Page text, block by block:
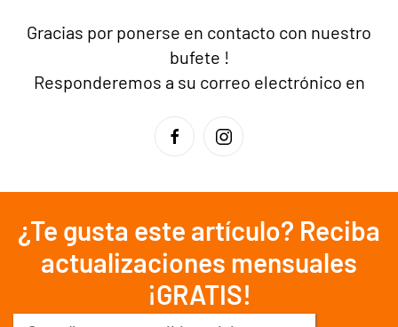
Gracias por ponerse en contacto con nuestro
bufete !
Responderemos a su correo electrónico en
¿Te gusta este artículo? Reciba
actualizaciones mensuales
¡GRATIS!
Correo